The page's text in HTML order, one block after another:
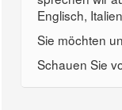
Englisch,
Sie möchten
Schauen Sie